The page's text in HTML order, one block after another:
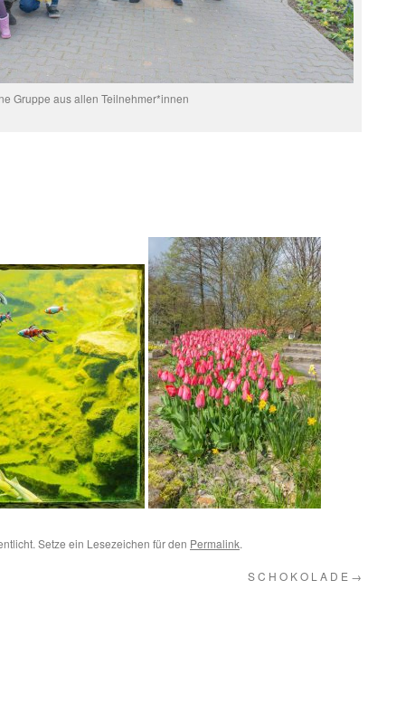
Gruppe aus allen Teilnehmer*innen
Setze ein Lesezeichen für den Permalink.
S C H O K O L A D E →